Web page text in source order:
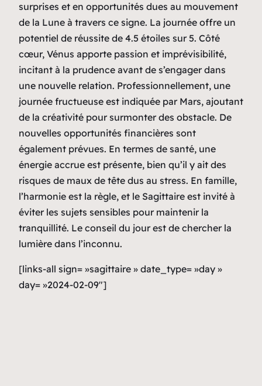
surprises et en opportunités dues au mouvement
de la Lune à travers ce signe. La journée offre un
potentiel de réussite de 4.5 étoiles sur 5. Côté
cœur, Vénus apporte passion et imprévisibilité,
incitant à la prudence avant de s’engager dans
une nouvelle relation. Professionnellement, une
journée fructueuse est indiquée par Mars, ajoutant
de la créativité pour surmonter des obstacle. De
nouvelles opportunités financières sont
également prévues. En termes de santé, une
énergie accrue est présente, bien qu’il y ait des
risques de maux de tête dus au stress. En famille,
l’harmonie est la règle, et le Sagittaire est invité à
éviter les sujets sensibles pour maintenir la
tranquillité. Le conseil du jour est de chercher la
lumière dans l’inconnu.
[links-all sign= »sagittaire » date_type= »day »
day= »2024-02-09″]